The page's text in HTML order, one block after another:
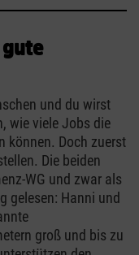
gute
und du wirst
wie viele Jobs die
können. Doch zuerst
Die beiden
WG und zwar als
gelesen: Hanni und
groß und bis zu